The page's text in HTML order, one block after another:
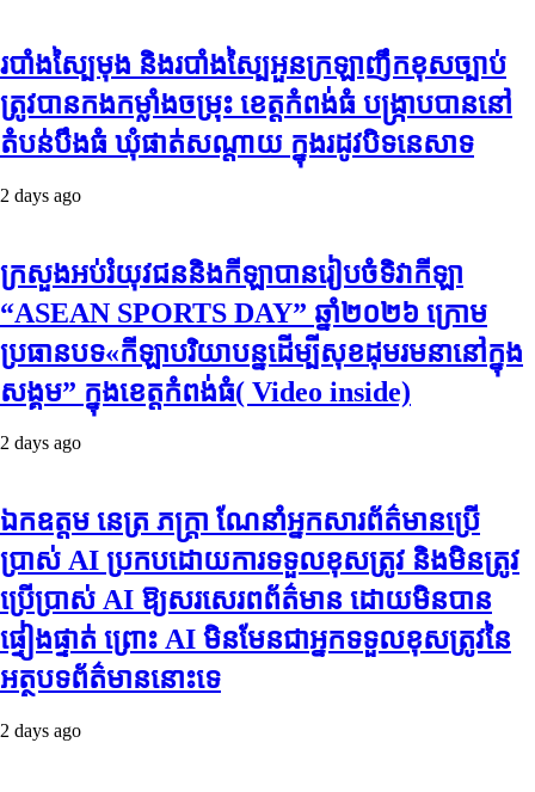
របាំង​ស្បៃ​មុង​ និង​របាំង​ស្បៃ​អួន​ក្រឡា​ញឹក​ខុស​ច្បាប់​
ត្រូវ​បាន​កងកម្លាំង​ចម្រុះ​ ខេត្តកំពង់​ធំ​ បង្ក្រាប​បាន​នៅ​
តំបន់​បឹង​ធំ​ ឃុំ​ផាត់​សណ្តាយ ​ក្នុង​រដូវ​បិទ​នេសាទ
2 days ago
ក្រសួងអប់រំយុវជននិងកីឡាបានរៀបចំទិវាកីឡា
“ASEAN SPORTS DAY” ឆ្នាំ២០២៦ ក្រោម
ប្រធានបទ«កីឡាបរិយាបន្នដើម្បីសុខដុមរមនានៅក្នុង
សង្គម” ក្នុងខេត្តកំពង់ធំ( Video inside)
2 days ago
ឯកឧត្តម នេត្រ ភក្ត្រា ណែនាំអ្នកសារព័ត៌មានប្រើ
ប្រាស់ AI ប្រកបដោយការទទួលខុសត្រូវ និងមិនត្រូវ
ប្រើប្រាស់ AI ឱ្យសរសេរពព័ត៌មាន ដោយមិនបាន
ផ្ទៀងផ្ទាត់ ព្រោះ AI មិនមែនជាអ្នកទទួលខុសត្រូវនៃ
អត្ថបទព័ត៌មាននោះទេ
2 days ago